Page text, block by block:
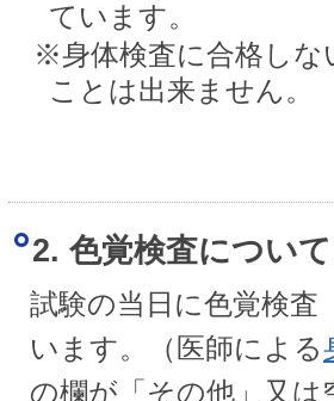
ています。
※身体検査に合格しな
ことは出来ません。
2. 色覚検査について
試験の当日に色覚検査
います。（医師による
の欄が「その他」又